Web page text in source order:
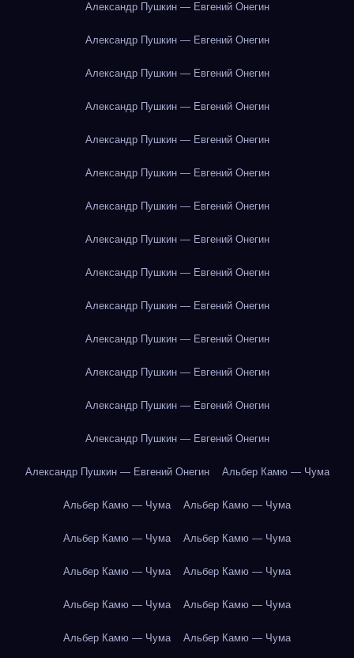
Александр Пушкин — Евгений Онегин
Александр Пушкин — Евгений Онегин
Александр Пушкин — Евгений Онегин
Александр Пушкин — Евгений Онегин
Александр Пушкин — Евгений Онегин
Александр Пушкин — Евгений Онегин
Александр Пушкин — Евгений Онегин
Александр Пушкин — Евгений Онегин
Александр Пушкин — Евгений Онегин
Александр Пушкин — Евгений Онегин
Александр Пушкин — Евгений Онегин
Александр Пушкин — Евгений Онегин
Александр Пушкин — Евгений Онегин
Александр Пушкин — Евгений Онегин
Александр Пушкин — Евгений Онегин Альбер Камю — Чума
Альбер Камю — Чума Альбер Камю — Чума
Альбер Камю — Чума Альбер Камю — Чума
Альбер Камю — Чума Альбер Камю — Чума
Альбер Камю — Чума Альбер Камю — Чума
Альбер Камю — Чума Альбер Камю — Чума